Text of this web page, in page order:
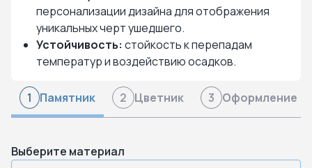
персонализации дизайна для отображения
уникальных черт ушедшего.
Устойчивость: стойкость к перепадам
температур и воздействию осадков.
1 Памятник 2 Цветник 3 Оформление
Выберите материал